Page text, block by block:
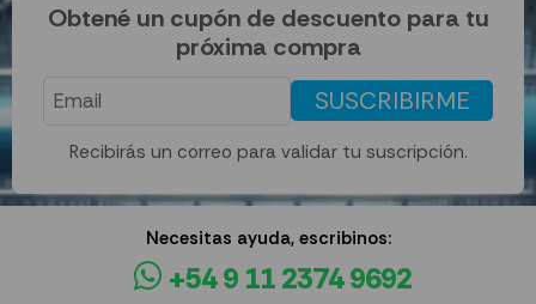
Obtené un cupón de descuento para tu
próxima compra
SUSCRIBIRME
Recibirás un correo para validar tu suscripción.
Necesitas ayuda, escribinos:
+54 9 11 2374 9692